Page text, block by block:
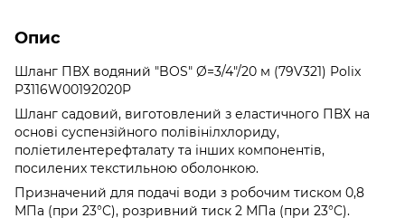
Опис
Шланг ПВХ водяний "BOS" Ø=3/4"/20 м (79V321) Polix
P3116W00192020P
Шланг садовий, виготовлений з еластичного ПВХ на
основі суспензійного полівінілхлориду,
поліетилентерефталату та інших компонентів,
посилених текстильною оболонкою.
Призначений для подачі води з робочим тиском 0,8
МПа (при 23°C), розривний тиск 2 МПа (при 23°C).